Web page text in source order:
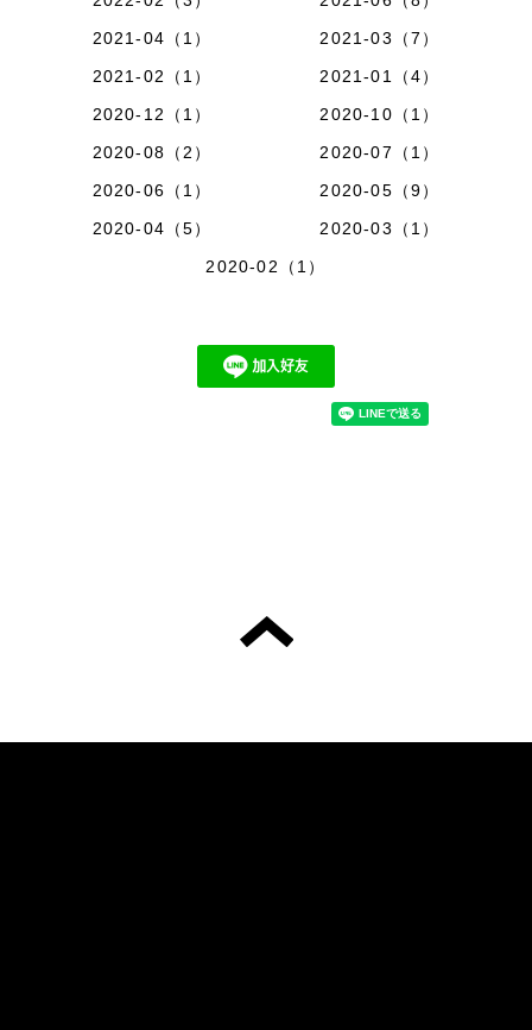
2021-04（1）
2021-03（7）
2021-02（1）
2021-01（4）
2020-12（1）
2020-10（1）
2020-08（2）
2020-07（1）
2020-06（1）
2020-05（9）
2020-04（5）
2020-03（1）
2020-02（1）